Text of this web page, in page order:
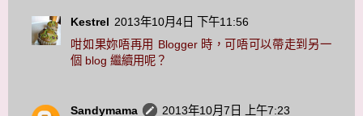
Kestrel 2013年10月4日 下午11:56
咁如果妳唔再用 Blogger 時，可唔可以帶走到另一
個 blog 繼續用呢？
Sandymama
2013年10月7日 上午7:23